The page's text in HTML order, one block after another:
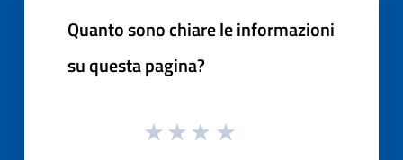
Quanto sono chiare le informazioni
su questa pagina?